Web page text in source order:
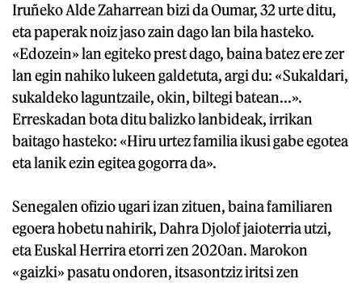
Iruñeko Alde Zaharrean bizi da Oumar, 32 urte ditu,
eta paperak noiz jaso zain dago lan bila hasteko.
«Edozein» lan egiteko prest dago, baina batez ere zer
lan egin nahiko lukeen galdetuta, argi du: «Sukaldari,
sukaldeko laguntzaile, okin, biltegi batean...».
Erreskadan bota ditu balizko lanbideak, irrikan
baitago hasteko: «Hiru urtez familia ikusi gabe egotea
eta lanik ezin egitea gogorra da».
Senegalen ofizio ugari izan zituen, baina familiaren
egoera hobetu nahirik, Dahra Djolof jaioterria utzi,
eta Euskal Herrira etorri zen 2020an. Marokon
«gaizki» pasatu ondoren, itsasontziz iritsi zen